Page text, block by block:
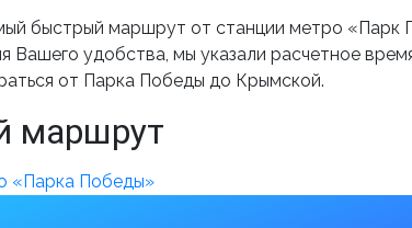
быстрый маршрут от станции метро «Парк
удобства, мы указали расчетное
от Парка Победы до Крымской.
маршрут
«Парка Победы»